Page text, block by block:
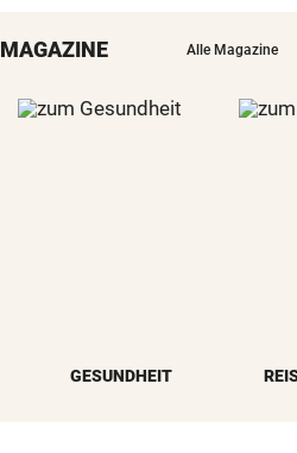
MAGAZINE Alle Magazine
GESUNDHEIT